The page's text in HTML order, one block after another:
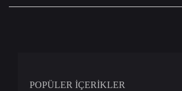
POPÜLER İÇERİKLER